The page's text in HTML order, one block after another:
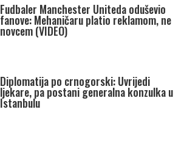
Fudbaler Manchester Uniteda oduševio
fanove: Mehaničaru platio reklamom, ne
novcem (VIDEO)
Diplomatija po crnogorski: Uvrijedi
ljekare, pa postani generalna konzulka u
Istanbulu